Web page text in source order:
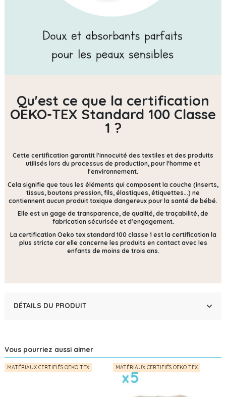
Qu'est ce que la certification
OEKO-TEX Standard 100 Classe
1 ?
Cette certification garantit l'innocuité des textiles et des produits
utilisés lors du processus de production, pour l'homme et
l'environnement.
Cela signifie que tous les éléments qui composent la couche (inserts,
tissus, boutons pression, fils, élastiques, étiquettes...) ne
contiennent aucun produit toxique dangereux pour la santé de bébé.
Elle est un gage de transparence, de qualité, de traçabilité, de
fabrication sécurisée et d'engagement.
La certification Oeko tex standard 100 classe 1 est la certification la
plus stricte car elle concerne les produits en contact avec les
enfants de moins de trois ans.
DÉTAILS DU PRODUIT
Vous pourriez aussi aimer
MATÉRIAUX CERTIFIÉS OEKO TEX MATÉRIAUX CERTIFIÉS OEKO TEX